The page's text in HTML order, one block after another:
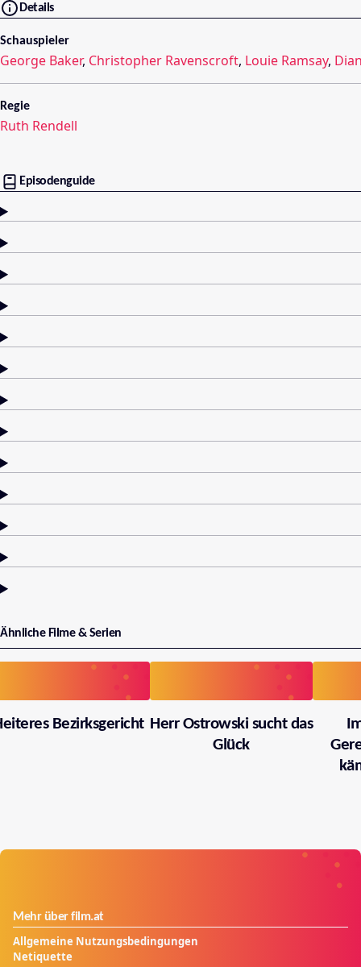
Details
Schauspieler
George Baker, Christopher Ravenscroft, Louie Ramsay,
Regie
Ruth Rendell
Episodenguide
Ähnliche Filme & Serien
Bezirksgericht Herr Ostrowski sucht das
Glück
Mehr über film.at
Allgemeine Nutzungsbedingungen
Netiquette